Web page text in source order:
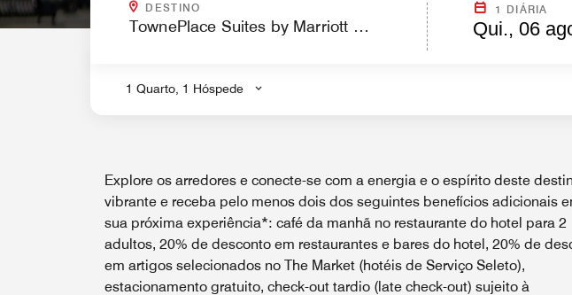
DESTINO
.
1 DIÁRIA
Qui., 06
1 Quarto, 1 Hóspede
Explore os arredores e conecte-se com a energia e o espírito deste
vibrante e receba pelo menos dois dos seguintes benefícios adicionais
sua próxima experiência*: café da manhã no restaurante do hotel para 2
adultos, 20% de desconto em restaurantes e bares do hotel, 20% de
em artigos selecionados no The Market (hotéis de Serviço Seleto),
estacionamento gratuito, check-out tardio (late check-out) sujeito à